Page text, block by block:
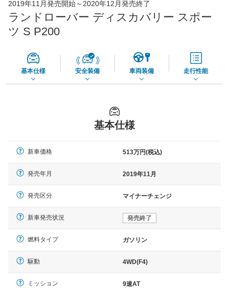
73,850円
2019年11月発売開始～2020年12月発売終了
ランドローバー ディスカバリー スポー
ツ S P200
基本仕様 安全装備 車両装備 走行性能
基本仕様
新車価格 513万円(税込)
発売年月 2019年11月
発売区分 マイナーチェンジ
新車発売状況 発売終了
燃料タイプ ガソリン
駆動 4WD(F4)
ミッション 9速AT